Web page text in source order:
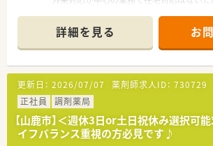
サポートします。
＊------------------------------------------＊
【店舗情報と応需状況について】
■木葉駅から車で30分ほどの熊本県山鹿市
イカー通勤が可能なため毎日の通勤も快適
■近隣の病院から内科や消化器科、循環器科
外科など多科目の処方箋を1日約40枚応需
■現在の勤務者数は正社員薬剤師が2名と
籍しており、今回はパート薬剤師の退職に
詳細を見る お
更新日： 2026/07/07 薬剤師求人ID： 730729
正社員
調剤薬局
【山鹿市】＜週休3日or土日祝休み選択可
イフバランス重視の方必見です♪